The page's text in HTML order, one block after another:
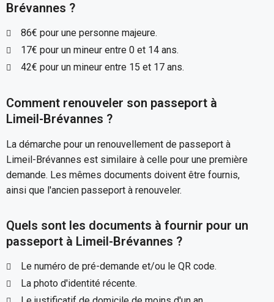
Brévannes ?
86€ pour une personne majeure.
17€ pour un mineur entre 0 et 14 ans.
42€ pour un mineur entre 15 et 17 ans.
Comment renouveler son passeport à
Limeil-Brévannes ?
La démarche pour un renouvellement de passeport à
Limeil-Brévannes est similaire à celle pour une première
demande. Les mêmes documents doivent être fournis,
ainsi que l'ancien passeport à renouveler.
Quels sont les documents à fournir pour un
passeport à Limeil-Brévannes ?
Le numéro de pré-demande et/ou le QR code.
La photo d'identité récente.